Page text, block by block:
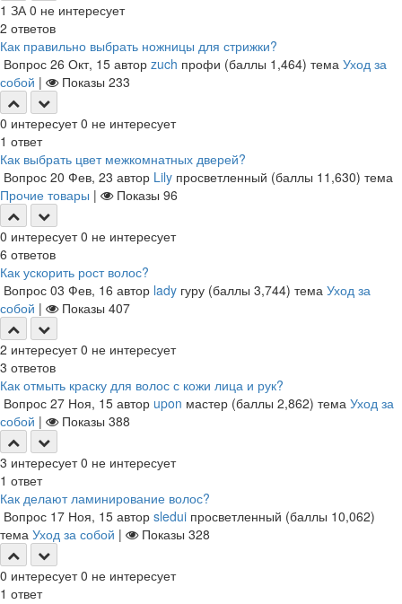
1 ЗА 0 не интересует
2 ответов
Как правильно выбрать ножницы для стрижки?
Вопрос 26 Окт, 15 автор zuch профи (баллы 1,464) тема Уход за
собой | Показы 233
0 интересует 0 не интересует
1 ответ
Как выбрать цвет межкомнатных дверей?
Вопрос 20 Фев, 23 автор Lily просветленный (баллы 11,630) тема
Прочие товары | Показы 96
0 интересует 0 не интересует
6 ответов
Как ускорить рост волос?
Вопрос 03 Фев, 16 автор lady гуру (баллы 3,744) тема Уход за
собой | Показы 407
2 интересует 0 не интересует
3 ответов
Как отмыть краску для волос с кожи лица и рук?
Вопрос 27 Ноя, 15 автор upon мастер (баллы 2,862) тема Уход за
собой | Показы 388
3 интересует 0 не интересует
1 ответ
Как делают ламинирование волос?
Вопрос 17 Ноя, 15 автор sledui просветленный (баллы 10,062)
тема Уход за собой | Показы 328
0 интересует 0 не интересует
1 ответ